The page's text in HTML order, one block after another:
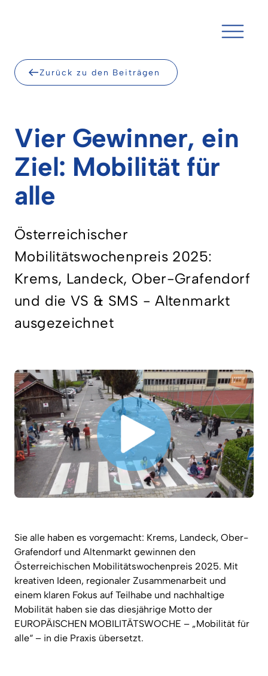
Zurück zu den Beiträgen
Vier Gewinner, ein
Ziel: Mobilität für
alle
Österreichischer
Mobilitätswochenpreis 2025:
Krems, Landeck, Ober-Grafendorf
und die VS & SMS - Altenmarkt
ausgezeichnet
Sie alle haben es vorgemacht: Krems, Landeck, Ober-
Grafendorf und Altenmarkt gewinnen den
Österreichischen Mobilitätswochenpreis 2025. Mit
kreativen Ideen, regionaler Zusammenarbeit und
einem klaren Fokus auf Teilhabe und nachhaltige
Mobilität haben sie das diesjährige Motto der
EUROPÄISCHEN MOBILITÄTSWOCHE – „Mobilität für
alle“ – in die Praxis übersetzt.